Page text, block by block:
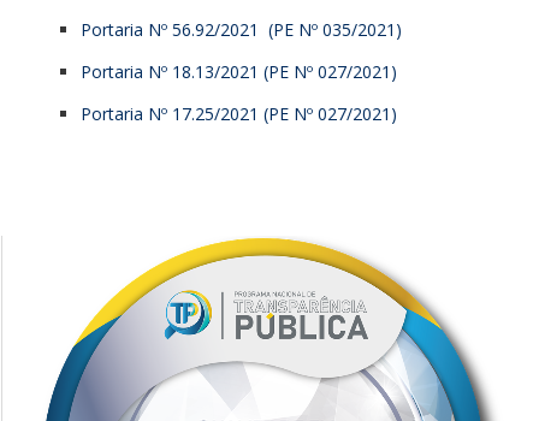
Portaria Nº 56.92/2021 (PE Nº 035/2021)
Portaria Nº 18.13/2021 (PE Nº 027/2021)
Portaria Nº 17.25/2021 (PE Nº 027/2021)